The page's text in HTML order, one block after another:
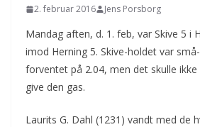
2. februar 2016 Jens Porsborg
Mandag aften, d. 1. feb, var Skive 5 i
imod Herning 5. Skive-holdet var
forventet på 2.04, men det skulle
give den gas.
Laurits G. Dahl (1231) vandt med de